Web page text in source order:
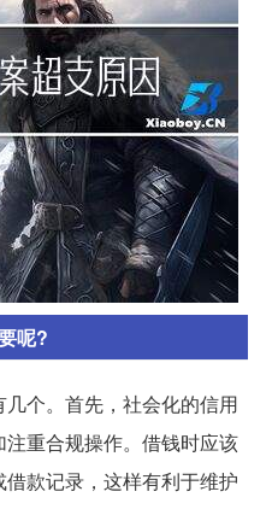
呢?
个。首先，社会化的信用
重合规操作。借钱时应该
款记录，这样有利于维护